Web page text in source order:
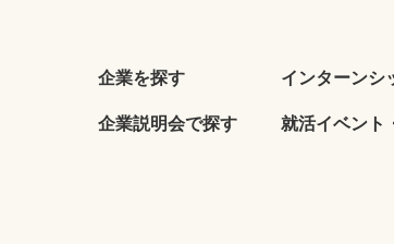
企業を探す
企業説明会で探す
インターンシ
就活イベント